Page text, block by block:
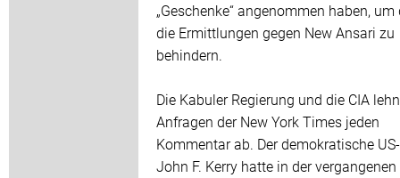
„Geschenke“ angenommen haben,
die Ermittlungen gegen New Ansari zu
behindern.
Die Kabuler Regierung und die CIA
Anfragen der New York Times jeden
Kommentar ab. Der demokratische
John F. Kerry hatte in der